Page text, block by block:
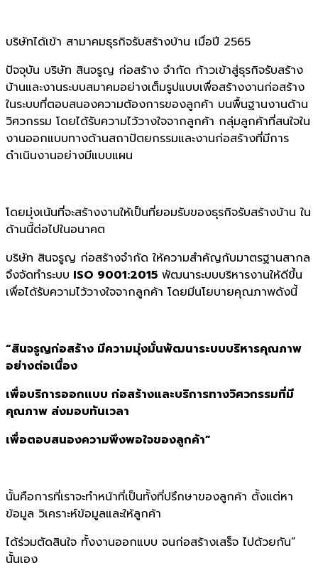
บริษัทได้เข้า สามาคมธุรกิจรับสร้างบ้าน เมื่อปี 2565
ปัจจุบัน บริษัท สินจรูญ ก่อสร้าง จำกัด ก้าวเข้าสู่ธุรกิจรับสร้าง
บ้านและงานระบบสมาคมอย่างเต็มรูปแบบเพื่อสร้างงานก่อสร้าง
ในระบบที่ตอบสนองความต้องการของลูกค้า บนพื้นฐานงานด้าน
วิศวกรรม โดยได้รับความไว้วางใจจากลูกค้า กลุ่มลูกค้าที่สนใจใน
งานออกแบบทางด้านสถาปัตยกรรมและงานก่อสร้างที่มีการ
ดำเนินงานอย่างมีแบบแผน
โดยมุ่งเน้นที่จะสร้างงานให้เป็นที่ยอมรับของธุรกิจรับสร้างบ้าน ใน
ด้านนี้ต่อไปในอนาคต
บริษัท สินจรูญ ก่อสร้างจำกัด ให้ความสำคัญกับมาตรฐานสากล
จึงจัดทำระบบ ISO 9001:2015 พัฒนาระบบบริหารงานให้ดีขึ้น
เพื่อได้รับความไว้วางใจจากลูกค้า โดยมีนโยบายคุณภาพดังนี้
“สินจรูญก่อสร้าง มีความมุ่งมั่นพัฒนาระบบบริหารคุณภาพ
อย่างต่อเนื่อง
เพื่อบริการออกแบบ ก่อสร้างและบริการทางวิศวกรรมที่มี
คุณภาพ ส่งมอบทันเวลา
เพื่อตอบสนองความพึงพอใจของลูกค้า”
นั้นคือการที่เราจะทำหน้าที่เป็นทั้งที่ปรึกษาของลูกค้า ตั้งแต่หา
ข้อมูล วิเคราะห์ข้อมูลและให้ลูกค้า
ได้ร่วมตัดสินใจ ทั้งงานออกแบบ จนก่อสร้างเสร็จ ไปด้วยกัน”
นั้นเอง